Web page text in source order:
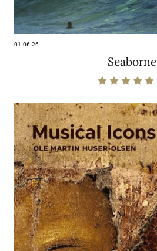
01.06.26
Seaborne